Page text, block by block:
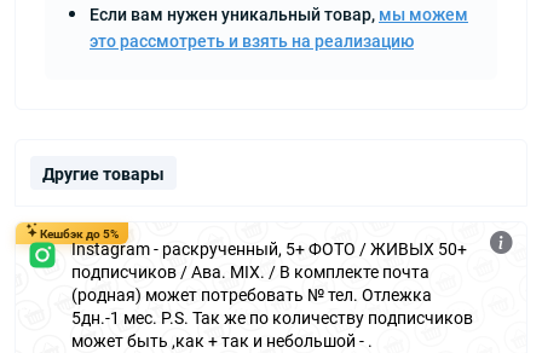
Если вам нужен уникальный товар, мы можем
это рассмотреть и взять на реализацию
Другие товары
Кешбэк до 5%
Instagram - раскрученный, 5+ ФОТО / ЖИВЫХ 50+
подписчиков / Ава. MIX. / В комплекте почта
(родная) может потребовать № тел. Отлежка
5дн.-1 мес. P.S. Так же по количеству подписчиков
может быть ,как + так и небольшой - .